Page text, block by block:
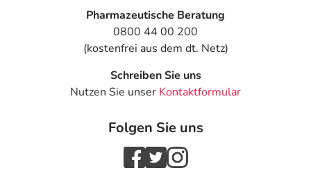
Pharmazeutische Beratung
0800 44 00 200
(kostenfrei aus dem dt. Netz)
Schreiben Sie uns
Nutzen Sie unser Kontaktformular
Folgen Sie uns